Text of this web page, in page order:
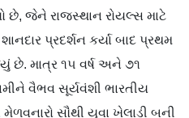
છે, જેને રાજસ્થાન રોયલ્સ માટે
પ્રદર્શન કર્યા બાદ પ્રથમ
છે. માત્ર ૧૫ વર્ષ અને ૭૧
વૈભવ સૂર્યવંશી ભારતીય
મેળવનારો સૌથી યુવા ખેલાડી બની